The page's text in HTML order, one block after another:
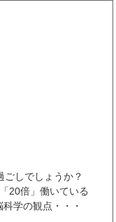
ごしでしょうか？
20倍」働いている
学の観点・・・